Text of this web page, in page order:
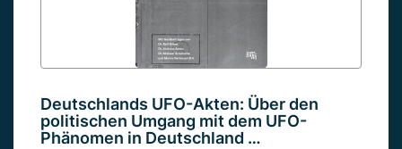
Deutschlands UFO-Akten: Über den
politischen Umgang mit dem UFO-
Phänomen in Deutschland …